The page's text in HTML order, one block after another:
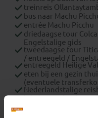
treinreis
bus naar Machu
entrée Machu Picchu
driedaagse tour
Engelstalige gids
tweedaagse tour
/ entreegeld /
entreegeld Heilige
eten bij een gezin
(eventuele
Nederlandstalige
lokale Engelstalige